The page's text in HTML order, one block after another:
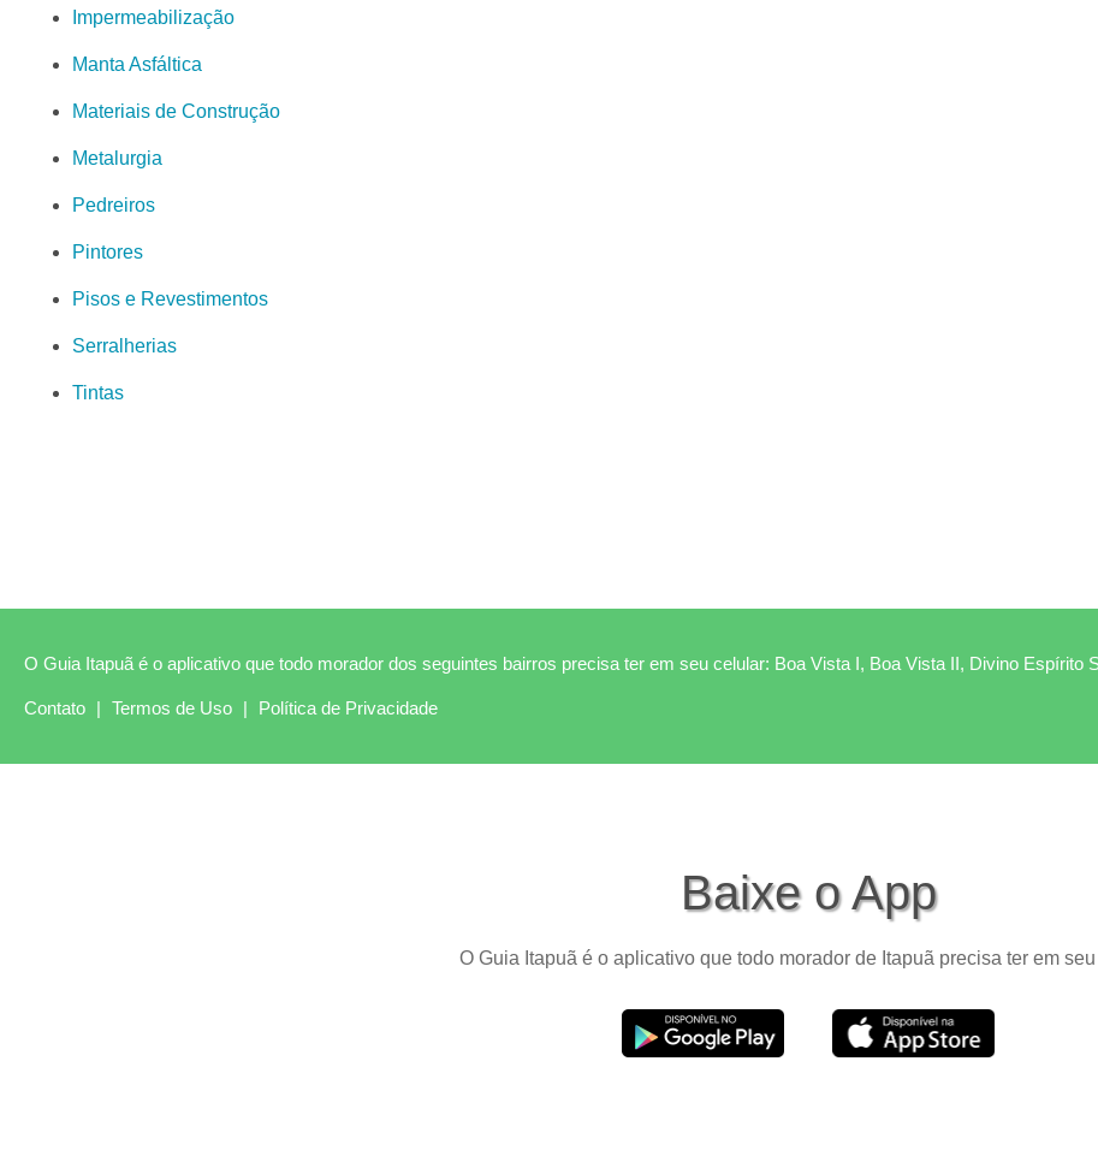
Impermeabilização
Manta Asfáltica
Materiais de Construção
Metalurgia
Pedreiros
Pintores
Pisos e Revestimentos
Serralherias
Tintas
O Guia Itapuã é o aplicativo que todo morador dos seguintes bairros precisa ter em seu celular: Boa Vista I, Boa Vista II, Divino Espírito
Contato | Termos de Uso | Política de Privacidade
Baixe o App
O Guia Itapuã é o aplicativo que todo morador de Itapuã precisa ter em